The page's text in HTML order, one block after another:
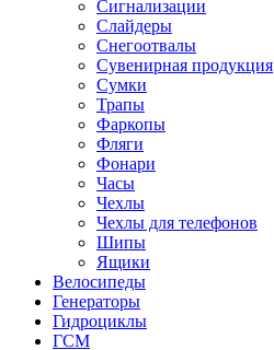
Сигнализации
Слайдеры
Снегоотвалы
Сувенирная продукция
Сумки
Трапы
Фаркопы
Фляги
Фонари
Часы
Чехлы
Чехлы для телефонов
Шипы
Ящики
Велосипеды
Генераторы
Гидроциклы
ГСМ